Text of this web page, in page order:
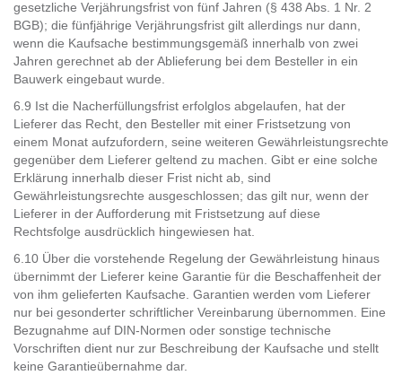
gesetzliche Verjährungsfrist von fünf Jahren (§ 438 Abs. 1 Nr. 2
BGB); die fünfjährige Verjährungsfrist gilt allerdings nur dann,
wenn die Kaufsache bestimmungsgemäß innerhalb von zwei
Jahren gerechnet ab der Ablieferung bei dem Besteller in ein
Bauwerk eingebaut wurde.
6.9 Ist die Nacherfüllungsfrist erfolglos abgelaufen, hat der
Lieferer das Recht, den Besteller mit einer Fristsetzung von
einem Monat aufzufordern, seine weiteren Gewährleistungsrechte
gegenüber dem Lieferer geltend zu machen. Gibt er eine solche
Erklärung innerhalb dieser Frist nicht ab, sind
Gewährleistungsrechte ausgeschlossen; das gilt nur, wenn der
Lieferer in der Aufforderung mit Fristsetzung auf diese
Rechtsfolge ausdrücklich hingewiesen hat.
6.10 Über die vorstehende Regelung der Gewährleistung hinaus
übernimmt der Lieferer keine Garantie für die Beschaffenheit der
von ihm gelieferten Kaufsache. Garantien werden vom Lieferer
nur bei gesonderter schriftlicher Vereinbarung übernommen. Eine
Bezugnahme auf DIN-Normen oder sonstige technische
Vorschriften dient nur zur Beschreibung der Kaufsache und stellt
keine Garantieübernahme dar.